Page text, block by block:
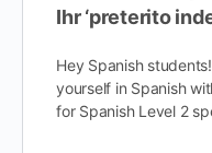
Ihr ‘preterito
Hey Spanish
yourself in Spanish
for Spanish Level 2